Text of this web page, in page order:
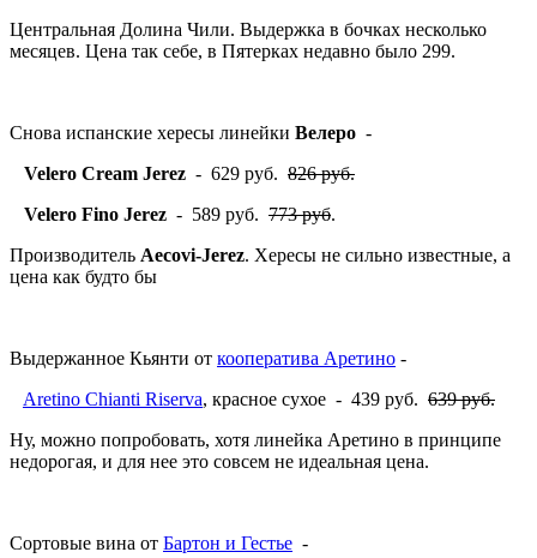
Центральная Долина Чили. Выдержка в бочках несколько
месяцев. Цена так себе, в Пятерках недавно было 299.
Снова испанские хересы линейки Велеро -
Velero Cream Jerez - 629 руб. 826 руб.
Velero Fino Jerez - 589 руб. 773 руб.
Производитель Aecovi-Jerez. Хересы не сильно известные, а
цена как будто бы
Выдержанное Кьянти от кооператива Аретино -
Aretino Chianti Riserva, красное сухое - 439 руб. 639 руб.
Ну, можно попробовать, хотя линейка Аретино в принципе
недорогая, и для нее это совсем не идеальная цена.
Сортовые вина от Бартон и Гестье -